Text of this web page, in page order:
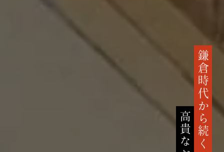
鎌倉時代から続く